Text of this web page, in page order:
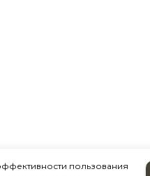
пользования